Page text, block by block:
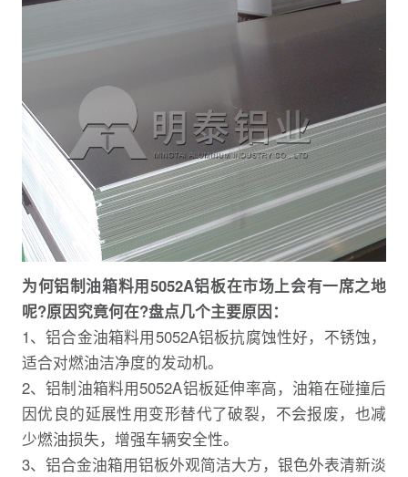
为何铝制油箱料用5052A铝板在市场上会有一席之地
呢?原因究竟何在?盘点几个主要原因：
1、铝合金油箱料用5052A铝板抗腐蚀性好，不锈蚀，
适合对燃油洁净度的发动机。
2、铝制油箱料用5052A铝板延伸率高，油箱在碰撞后
因优良的延展性用变形替代了破裂，不会报废，也减
少燃油损失，增强车辆安全性。
3、铝合金油箱用铝板外观简洁大方，银色外表清新淡